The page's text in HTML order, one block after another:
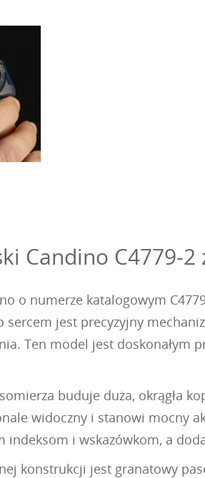
Candino C4779-
o numerze katalogowym
sercem jest precyzyjny
Ten model jest doskonałym
buduje duża, okrągła
widoczny i stanowi mocny
indeksom i wskazówkom, a
konstrukcji jest granatowy